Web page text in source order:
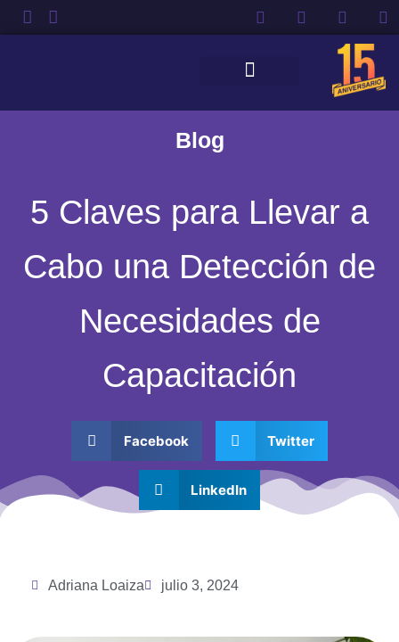
Blog
5 Claves para Llevar a
Cabo una Detección de
Necesidades de
Capacitación
Facebook Twitter
LinkedIn
Adriana Loaiza julio 3, 2024